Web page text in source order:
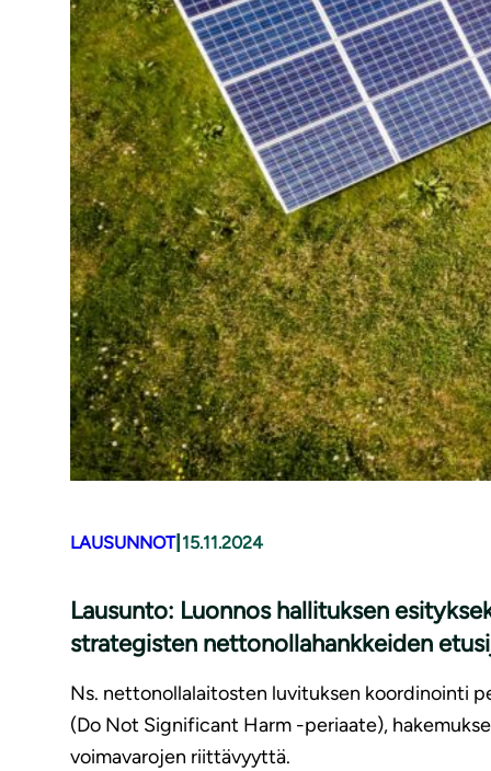
LAUSUNNOT| 15.11.2024
Lausunto: Luonnos hallituksen
strategisten net­to­nol­la­hank­kei­den
Ns. nettonollalaitosten luvituksen koordinointi
(Do Not Significant Harm -periaate),
voimavarojen riittävyyttä.